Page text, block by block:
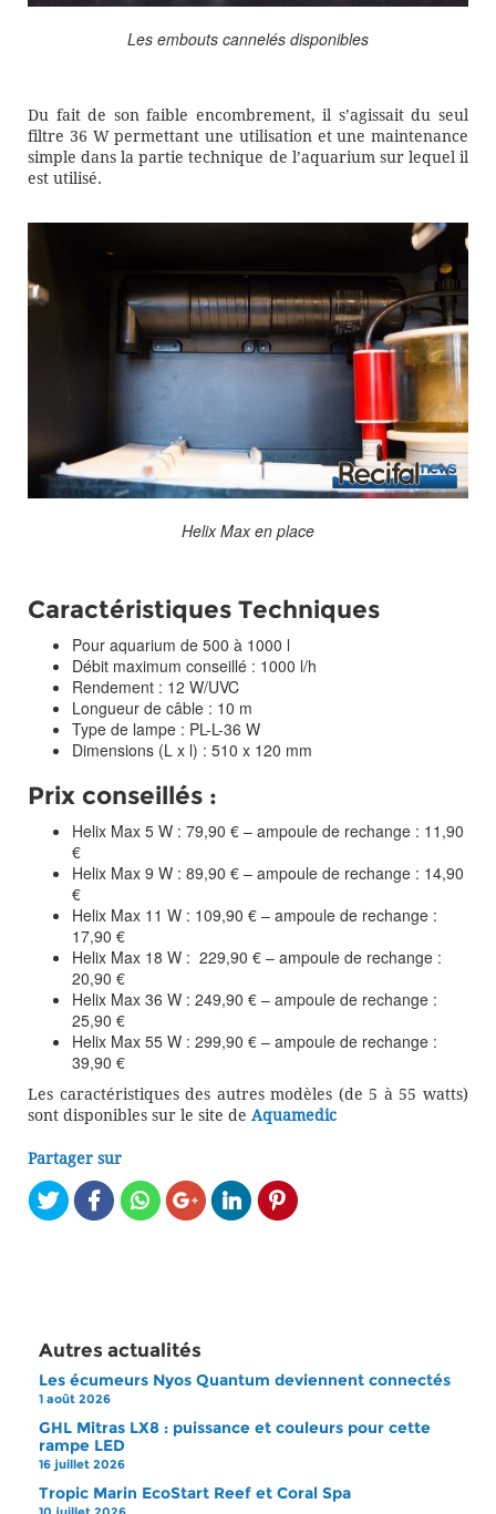
Les embouts cannelés disponibles
Du fait de son faible encombrement, il s’agissait du seul
filtre 36 W permettant une utilisation et une maintenance
simple dans la partie technique de l’aquarium sur lequel il
est utilisé.
Helix Max en place
Caractéristiques Techniques
Pour aquarium de 500 à 1000 l
Débit maximum conseillé : 1000 l/h
Rendement : 12 W/UVC
Longueur de câble : 10 m
Type de lampe : PL-L-36 W
Dimensions (L x l) : 510 x 120 mm
Prix conseillés :
Helix Max 5 W : 79,90 € – ampoule de rechange : 11,90
€
Helix Max 9 W : 89,90 € – ampoule de rechange : 14,90
€
Helix Max 11 W : 109,90 € – ampoule de rechange :
17,90 €
Helix Max 18 W : 229,90 € – ampoule de rechange :
20,90 €
Helix Max 36 W : 249,90 € – ampoule de rechange :
25,90 €
Helix Max 55 W : 299,90 € – ampoule de rechange :
39,90 €
Les caractéristiques des autres modèles (de 5 à 55 watts)
sont disponibles sur le site de Aquamedic
Partager sur
Autres actualités
Les écumeurs Nyos Quantum deviennent connectés
1 août 2026
GHL Mitras LX8 : puissance et couleurs pour cette
rampe LED
16 juillet 2026
Tropic Marin EcoStart Reef et Coral Spa